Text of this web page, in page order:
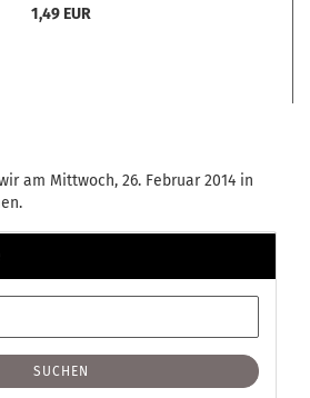
1,49 EUR
am Mittwoch, 26. Februar 2014 in
SUCHEN